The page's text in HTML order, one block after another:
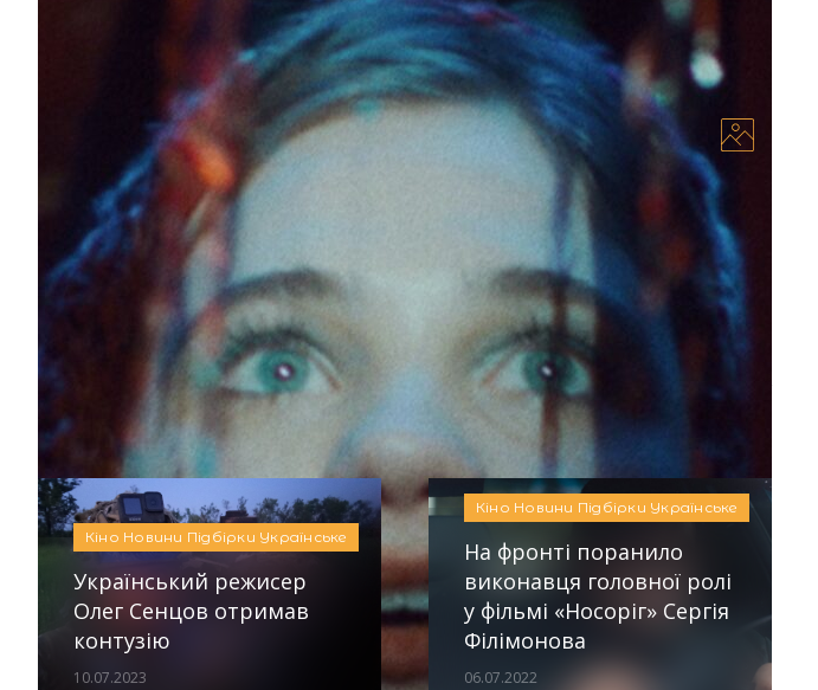
ПідбіркиУкраїнське
5 фільмів про українські 1990-ті: від пострадянського нуару до
драм дорослішання
Якими ви пам’ятаєте дев’яності? Та чи застали ви їх взагалі? Скрутні часи,
період різких політичних та економічних змін чи роки дорослішання, перших
закоханностей...
Яна Дудко
Кіно Новини Підбірки Українське
Український режисер
Олег Сенцов отримав
контузію
10.07.2023
Кіно Новини Підбірки Українське
На фронті поранило
виконавця головної ролі
у фільмі «Носоріг» Сергія
Філімонова
06.07.2022